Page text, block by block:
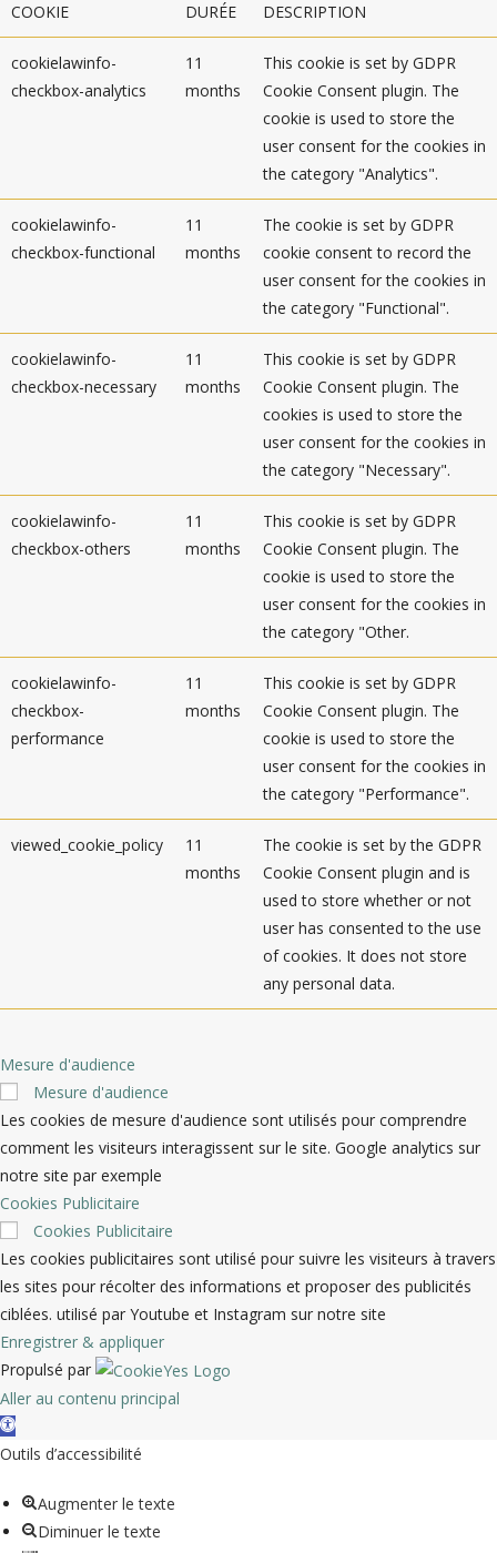
COOKIE
DURÉE DESCRIPTION
cookielawinfo-
checkbox-analytics
11
months
This cookie is set by GDPR
Cookie Consent plugin. The
cookie is used to store the
user consent for the cookies in
the category "Analytics".
cookielawinfo-
checkbox-functional
11
months
The cookie is set by GDPR
cookie consent to record the
user consent for the cookies in
the category "Functional".
cookielawinfo-
checkbox-necessary
11
months
This cookie is set by GDPR
Cookie Consent plugin. The
cookies is used to store the
user consent for the cookies in
the category "Necessary".
cookielawinfo-
checkbox-others
11
months
This cookie is set by GDPR
Cookie Consent plugin. The
cookie is used to store the
user consent for the cookies in
the category "Other.
cookielawinfo-
checkbox-
performance
11
months
This cookie is set by GDPR
Cookie Consent plugin. The
cookie is used to store the
user consent for the cookies in
the category "Performance".
viewed_cookie_policy
11
months
The cookie is set by the GDPR
Cookie Consent plugin and is
used to store whether or not
user has consented to the use
of cookies. It does not store
any personal data.
Mesure d'audience
Mesure d'audience
Les cookies de mesure d'audience sont utilisés pour comprendre
comment les visiteurs interagissent sur le site. Google analytics sur
notre site par exemple
Cookies Publicitaire
Cookies Publicitaire
Les cookies publicitaires sont utilisé pour suivre les visiteurs à travers
les sites pour récolter des informations et proposer des publicités
ciblées. utilisé par Youtube et Instagram sur notre site
Enregistrer & appliquer
Propulsé par
Aller au contenu principal
Ouvrir la barre d’outils
Outils d’accessibilité
Augmenter le texte
Diminuer le texte